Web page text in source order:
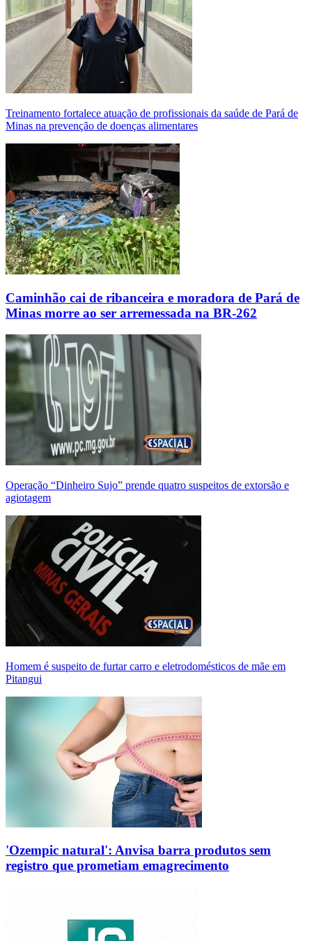
Treinamento fortalece atuação de profissionais da saúde de Pará de
Minas na prevenção de doenças alimentares
Caminhão cai de ribanceira e moradora de Pará de
Minas morre ao ser arremessada na BR-262
Operação “Dinheiro Sujo” prende quatro suspeitos de extorsão e
agiotagem
Homem é suspeito de furtar carro e eletrodomésticos de mãe em
Pitangui
'Ozempic natural': Anvisa barra produtos sem
registro que prometiam emagrecimento